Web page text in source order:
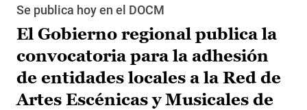
Se publica hoy en el DOCM
El Gobierno regional publica la
convocatoria para la adhesión
de entidades locales a la Red de
Artes Escénicas y Musicales de